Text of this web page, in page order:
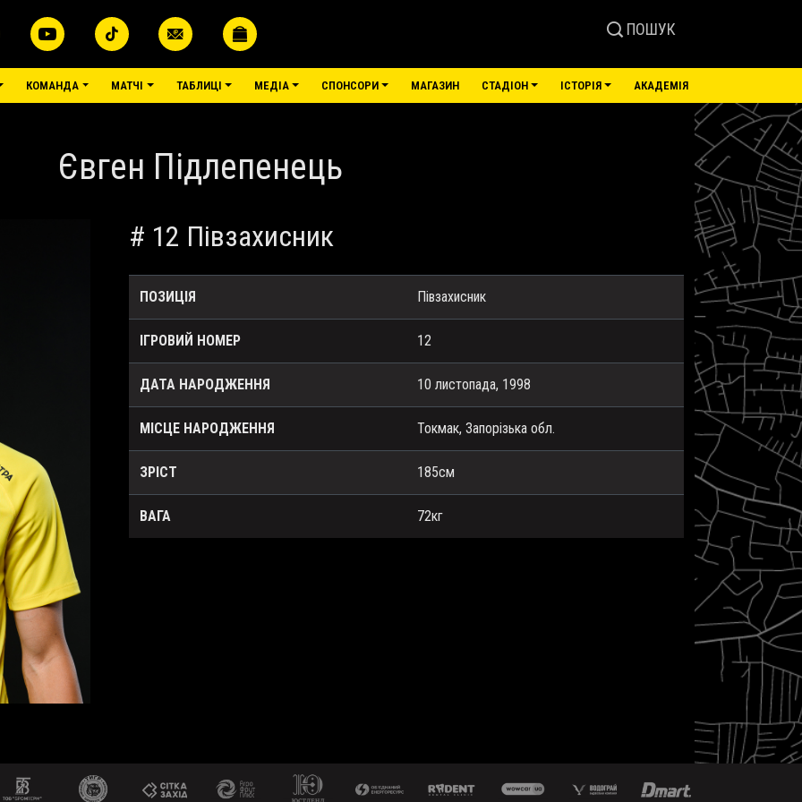
ПОШУК
КОМАНДА МАТЧІ ТАБЛИЦІ МЕДІА СПОНСОРИ МАГАЗИН СТАДІОН ІСТОРІЯ АКАДЕМІЯ
Євген Підлепенець
# 12 Півзахисник
ПОЗИЦІЯ Півзахисник
ІГРОВИЙ НОМЕР 12
ДАТА НАРОДЖЕННЯ 10 листопада, 1998
МІСЦЕ НАРОДЖЕННЯ Токмак, Запорізька обл.
ЗРІСТ 185см
ВАГА 72кг